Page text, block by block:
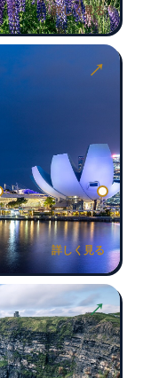
詳しく見る
↗
入学
詳しく見る
↗